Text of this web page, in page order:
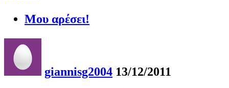
Μου αρέσει!
giannisg2004 13/12/2011